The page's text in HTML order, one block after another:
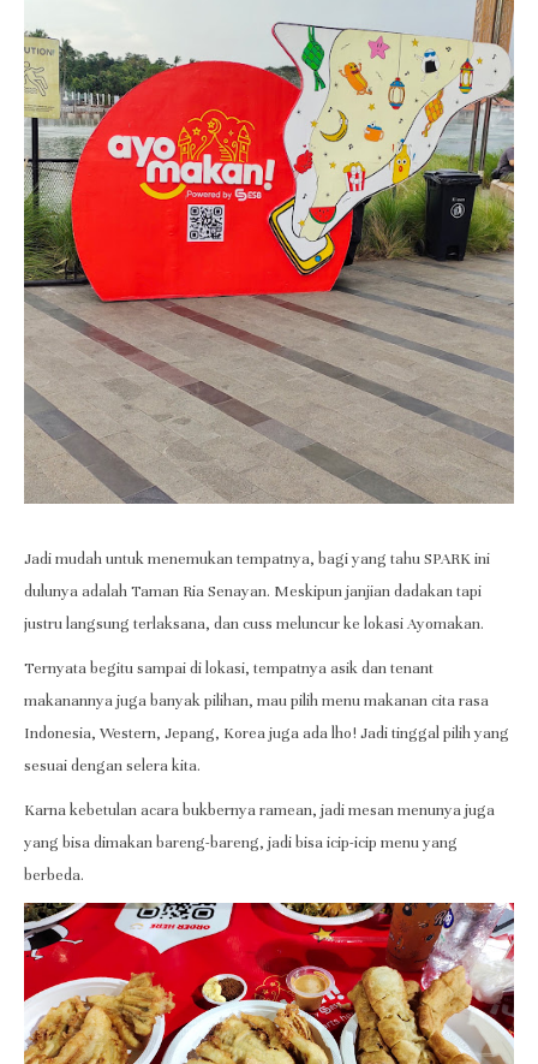
Jadi mudah untuk menemukan tempatnya, bagi yang tahu SPARK ini
dulunya adalah Taman Ria Senayan. Meskipun janjian dadakan tapi
justru langsung terlaksana, dan cuss meluncur ke lokasi Ayomakan.
Ternyata begitu sampai di lokasi, tempatnya asik dan tenant
makanannya juga banyak pilihan, mau pilih menu makanan cita rasa
Indonesia, Western, Jepang, Korea juga ada lho! Jadi tinggal pilih yang
sesuai dengan selera kita.
Karna kebetulan acara bukbernya ramean, jadi mesan menunya juga
yang bisa dimakan bareng-bareng, jadi bisa icip-icip menu yang
berbeda.